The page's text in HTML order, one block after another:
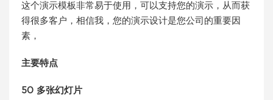
这个演示模板非常易于使用，可以支持您的演示，从而获
得很多客户，相信我，您的演示设计是您公司的重要因
素，
主要特点
50 多张幻灯片